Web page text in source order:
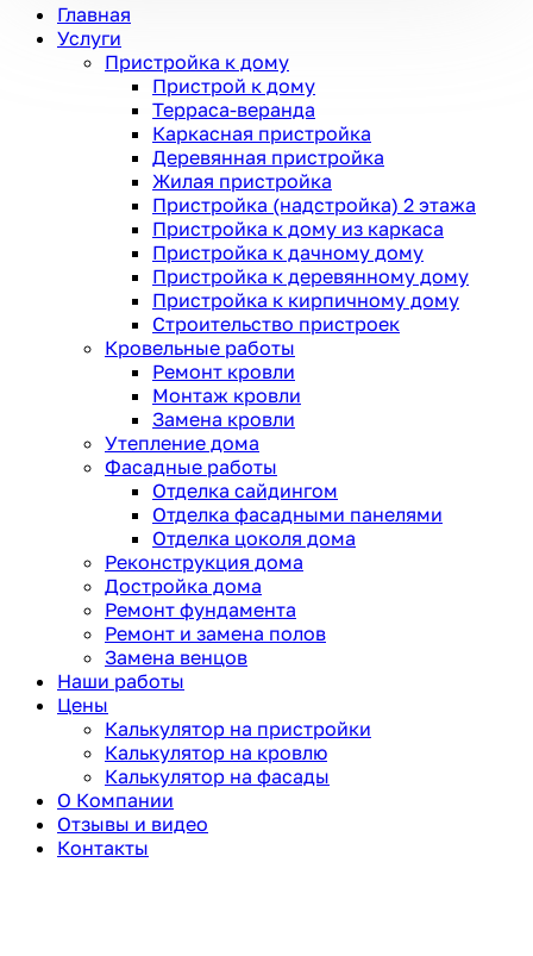
Главная
Услуги
Пристройка к дому
Пристрой к дому
Терраса-веранда
Каркасная пристройка
Деревянная пристройка
Жилая пристройка
Пристройка (надстройка) 2 этажа
Пристройка к дому из каркаса
Пристройка к дачному дому
Пристройка к деревянному дому
Пристройка к кирпичному дому
Строительство пристроек
Кровельные работы
Ремонт кровли
Монтаж кровли
Замена кровли
Утепление дома
Фасадные работы
Отделка сайдингом
Отделка фасадными панелями
Отделка цоколя дома
Реконструкция дома
Достройка дома
Ремонт фундамента
Ремонт и замена полов
Замена венцов
Наши работы
Цены
Калькулятор на пристройки
Калькулятор на кровлю
Калькулятор на фасады
О Компании
Отзывы и видео
Контакты